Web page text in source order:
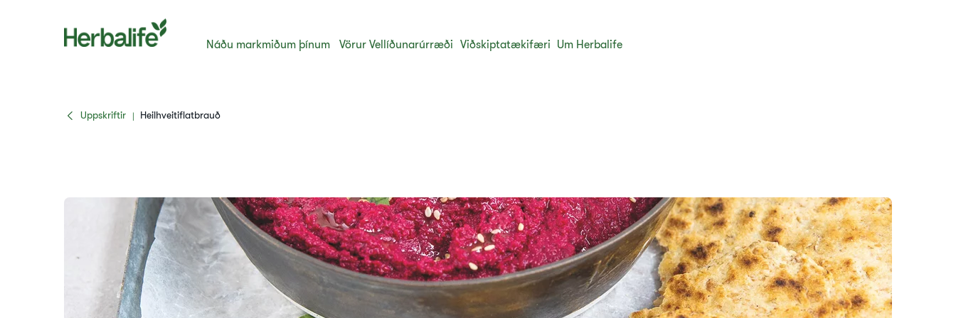
Náðu markmiðum þínum Vörur Vellíðunarúrræði Viðskiptatækifæri Um Herbalife
Uppskriftir | ​Heilhveitiflatbrauð